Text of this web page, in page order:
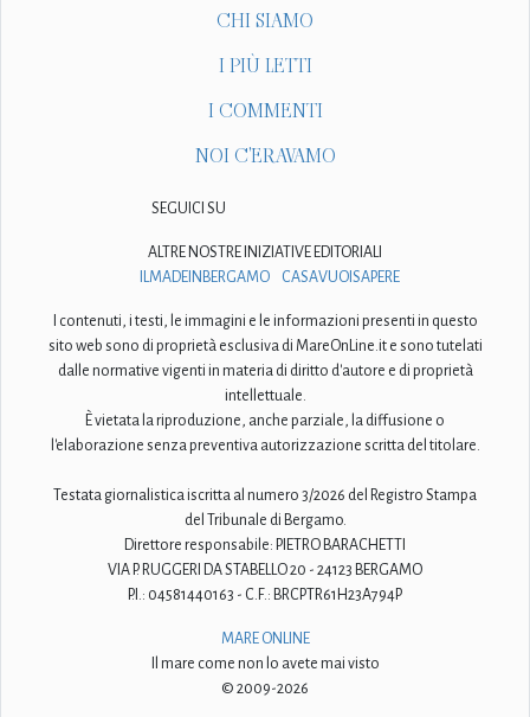
CHI SIAMO
I PIÙ LETTI
I COMMENTI
NOI C'ERAVAMO
SEGUICI SU
ALTRE NOSTRE INIZIATIVE EDITORIALI
ILMADEINBERGAMO
CASAVUOISAPERE
I contenuti, i testi, le immagini e le informazioni presenti in questo
sito web sono di proprietà esclusiva di MareOnLine.it e sono tutelati
dalle normative vigenti in materia di diritto d'autore e di proprietà
intellettuale.
È vietata la riproduzione, anche parziale, la diffusione o
l'elaborazione senza preventiva autorizzazione scritta del titolare.
Testata giornalistica iscritta al numero 3/2026 del Registro Stampa
del Tribunale di Bergamo.
Direttore responsabile: PIETRO BARACHETTI
VIA P. RUGGERI DA STABELLO 20 - 24123 BERGAMO
P.I.: 04581440163 - C.F.: BRCPTR61H23A794P
MARE ONLINE
Il mare come non lo avete mai visto
© 2009-2026